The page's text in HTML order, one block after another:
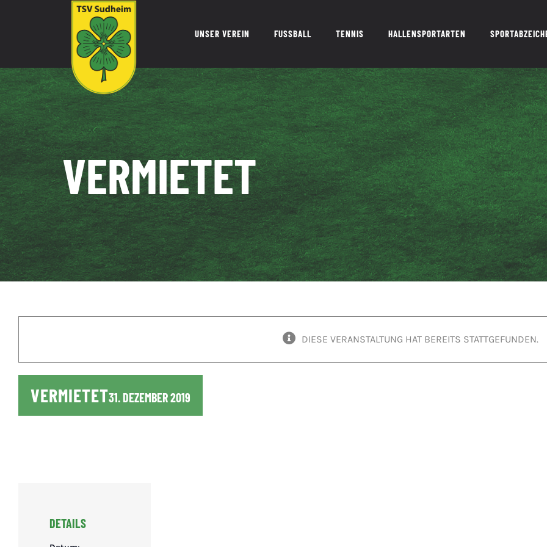
UNSER VEREIN FUSSBALL TENNIS HALLENSPORTARTEN
VERMIETET
DIESE VERANSTALTUNG HAT BEREITS STATTGEFUNDEN.
VERMIETET31. DEZEMBER 2019
DETAILS